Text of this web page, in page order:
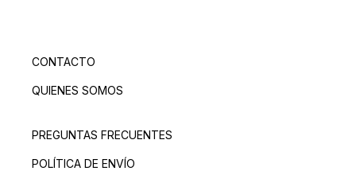
CONTACTO
QUIENES SOMOS
PREGUNTAS FRECUENTES
POLÍTICA DE ENVÍO